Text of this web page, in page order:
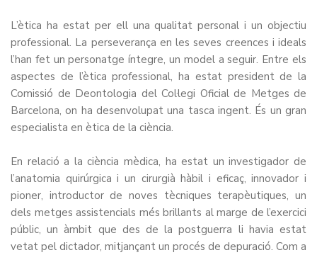
L’ètica ha estat per ell una qualitat personal i un objectiu
professional. La perseverança en les seves creences i ideals
l’han fet un personatge íntegre, un model a seguir. Entre els
aspectes de l’ètica professional, ha estat president de la
Comissió de Deontologia del Col·legi Oficial de Metges de
Barcelona, on ha desenvolupat una tasca ingent. És un gran
especialista en ètica de la ciència.
En relació a la ciència mèdica, ha estat un investigador de
l’anatomia quirúrgica i un cirurgià hàbil i eficaç, innovador i
pioner, introductor de noves tècniques terapèutiques, un
dels metges assistencials més brillants al marge de l’exercici
públic, un àmbit que des de la postguerra li havia estat
vetat pel dictador, mitjançant un procés de depuració. Com a